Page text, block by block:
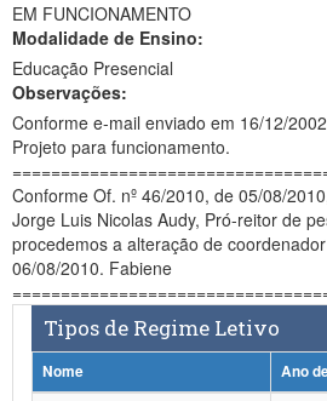
Ministério do Turismo
Ministério do Desenvolvimento Regional
Secretaria-Geral
Gabinete de Segurança Institucional
Advocacia-Geral da União
EM FUNCIONAMENTO
Modalidade de Ensino:
Educação Presencial
Observações:
Conforme e-mail enviado em 16/12/
Projeto para funcionamento.
Conforme Of. nº 46/2010, de 05/08/
Jorge Luis Nicolas Audy, Pró-reitor de pesquisa e pós-graduação,
procedemos a alteração de
06/08/2010. Fabiene
Tipos de Regime Letivo
Nome
Ano